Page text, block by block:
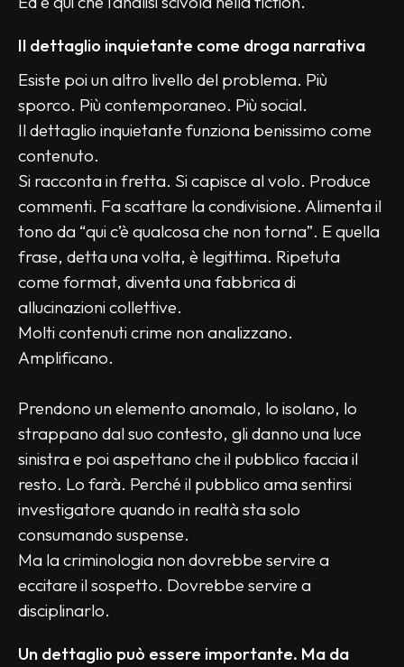
Il dettaglio inquietante come droga narrativa
Esiste poi un altro livello del problema. Più
sporco. Più contemporaneo. Più social.
Il dettaglio inquietante funziona benissimo come
contenuto.
Si racconta in fretta. Si capisce al volo. Produce
commenti. Fa scattare la condivisione. Alimenta il
tono da “qui c’è qualcosa che non torna”. E quella
frase, detta una volta, è legittima. Ripetuta
come format, diventa una fabbrica di
allucinazioni collettive.
Molti contenuti crime non analizzano.
Amplificano.
Prendono un elemento anomalo, lo isolano, lo
strappano dal suo contesto, gli danno una luce
sinistra e poi aspettano che il pubblico faccia il
resto. Lo farà. Perché il pubblico ama sentirsi
investigatore quando in realtà sta solo
consumando suspense.
Ma la criminologia non dovrebbe servire a
eccitare il sospetto. Dovrebbe servire a
disciplinarlo.
Un dettaglio può essere importante. Ma da